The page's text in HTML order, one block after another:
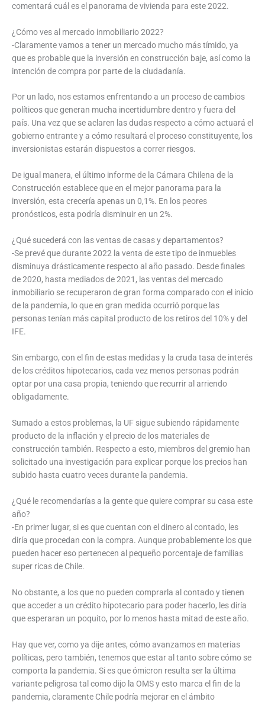
comentará cuál es el panorama de vivienda para este 2022.
¿Cómo ves al mercado inmobiliario 2022?
-Claramente vamos a tener un mercado mucho más tímido, ya
que es probable que la inversión en construcción baje, así como la
intención de compra por parte de la ciudadanía.
Por un lado, nos estamos enfrentando a un proceso de cambios
políticos que generan mucha incertidumbre dentro y fuera del
país. Una vez que se aclaren las dudas respecto a cómo actuará el
gobierno entrante y a cómo resultará el proceso constituyente, los
inversionistas estarán dispuestos a correr riesgos.
De igual manera, el último informe de la Cámara Chilena de la
Construcción establece que en el mejor panorama para la
inversión, esta crecería apenas un 0,1%. En los peores
pronósticos, esta podría disminuir en un 2%.
¿Qué sucederá con las ventas de casas y departamentos?
-Se prevé que durante 2022 la venta de este tipo de inmuebles
disminuya drásticamente respecto al año pasado. Desde finales
de 2020, hasta mediados de 2021, las ventas del mercado
inmobiliario se recuperaron de gran forma comparado con el inicio
de la pandemia, lo que en gran medida ocurrió porque las
personas tenían más capital producto de los retiros del 10% y del
IFE.
Sin embargo, con el fin de estas medidas y la cruda tasa de interés
de los créditos hipotecarios, cada vez menos personas podrán
optar por una casa propia, teniendo que recurrir al arriendo
obligadamente.
Sumado a estos problemas, la UF sigue subiendo rápidamente
producto de la inflación y el precio de los materiales de
construcción también. Respecto a esto, miembros del gremio han
solicitado una investigación para explicar porque los precios han
subido hasta cuatro veces durante la pandemia.
¿Qué le recomendarías a la gente que quiere comprar su casa este
año?
-En primer lugar, si es que cuentan con el dinero al contado, les
diría que procedan con la compra. Aunque probablemente los que
pueden hacer eso pertenecen al pequeño porcentaje de familias
super ricas de Chile.
No obstante, a los que no pueden comprarla al contado y tienen
que acceder a un crédito hipotecario para poder hacerlo, les diría
que esperaran un poquito, por lo menos hasta mitad de este año.
Hay que ver, como ya dije antes, cómo avanzamos en materias
políticas, pero también, tenemos que estar al tanto sobre cómo se
comporta la pandemia. Si es que ómicron resulta ser la última
variante peligrosa tal como dijo la OMS y esto marca el fin de la
pandemia, claramente Chile podría mejorar en el ámbito